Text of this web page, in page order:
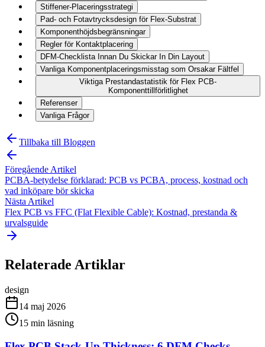
Stiffener-Placeringsstrategi
Pad- och Fotavtrycksdesign för Flex-Substrat
Komponenthöjdsbegränsningar
Regler för Kontaktplacering
DFM-Checklista Innan Du Skickar In Din Layout
Vanliga Komponentplaceringsmisstag som Orsakar Fältfel
Viktiga Prestandastatistik för Flex PCB-
Komponenttillförlitlighet
Referenser
Vanliga Frågor
Tillbaka till Bloggen
Föregående Artikel
PCBA-betydelse förklarad: PCB vs PCBA, process, kostnad och
vad inköpare bör skicka
Nästa Artikel
Flex PCB vs FFC (Flat Flexible Cable): Kostnad, prestanda &
urvalsguide
Relaterade Artiklar
design
14 maj 2026
15 min läsning